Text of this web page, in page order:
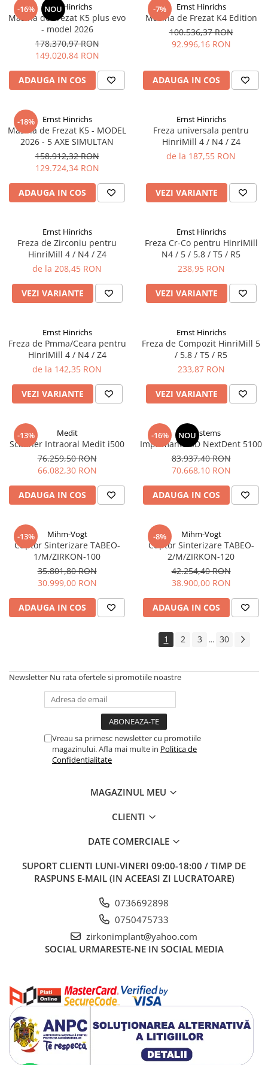
-16% NOU
Ernst Hinrichs
Masina de Frezat K5 plus evo
- model 2026
178.370,97 RON
149.020,84 RON
ADAUGA IN COS
-7% Ernst Hinrichs
Masina de Frezat K4 Edition
100.536,37 RON
92.996,16 RON
ADAUGA IN COS
-18% Ernst Hinrichs
Masina de Frezat K5 - MODEL
2026 - 5 AXE SIMULTAN
158.912,32 RON
129.724,34 RON
ADAUGA IN COS
Ernst Hinrichs
Freza universala pentru
HinriMill 4 / N4 / Z4
de la 187,55 RON
VEZI VARIANTE
Ernst Hinrichs
Freza de Zirconiu pentru
HinriMill 4 / N4 / Z4
de la 208,45 RON
VEZI VARIANTE
Ernst Hinrichs
Freza Cr-Co pentru HinriMill
N4 / 5 / 5.8 / T5 / R5
238,95 RON
VEZI VARIANTE
Ernst Hinrichs
Freza de Pmma/Ceara pentru
HinriMill 4 / N4 / Z4
de la 142,35 RON
VEZI VARIANTE
Ernst Hinrichs
Freza de Compozit HinriMill 5
/ 5.8 / T5 / R5
233,87 RON
VEZI VARIANTE
-13% Medit
Scanner Intraoral Medit i500
76.259,50 RON
66.082,30 RON
ADAUGA IN COS
-16% NOU
3Dsystems
Imprimanta 3D NextDent 5100
83.937,40 RON
70.668,10 RON
ADAUGA IN COS
-13% Mihm-Vogt
Cuptor Sinterizare TABEO-
1/M/ZIRKON-100
35.801,80 RON
30.999,00 RON
ADAUGA IN COS
-8% Mihm-Vogt
Cuptor Sinterizare TABEO-
2/M/ZIRKON-120
42.254,40 RON
38.900,00 RON
ADAUGA IN COS
1 2 3 ... 30
Newsletter Nu rata ofertele si promotiile noastre
Vreau sa primesc newsletter cu promotiile
magazinului. Afla mai multe in Politica de
Confidentialitate
MAGAZINUL MEU
CLIENTI
DATE COMERCIALE
SUPORT CLIENTI LUNI-VINERI 09:00-18:00 / TIMP DE
RASPUNS E-MAIL (IN ACEEASI ZI LUCRATOARE)
0736692898
0750475733
zirkonimplant@yahoo.com
SOCIAL URMARESTE-NE IN SOCIAL MEDIA